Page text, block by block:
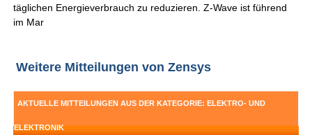
täglichen Energieverbrauch zu reduzieren. Z-Wave ist führend
im Mar
Weitere Mitteilungen von Zensys
AKTUELLE MITTEILUNGEN AUS DER KATEGORIE: ELEKTRO- UND
ELEKTRONIK